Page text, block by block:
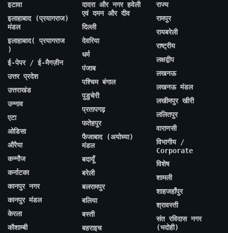
इटावा
इलाहाबाद (प्रयागराज)
मंडल
इलाहाबाद( प्रयागराज
)
ई-पेपर / ई-मैगज़ीन
उत्तर प्रदेश
उत्तराखंड
उन्नाव
एटा
ओडिसा
औरैया
कन्नौज
कर्नाटका
कानपुर नगर
कानपुर मंडल
केरला
कौशाम्बी
दादरा और नगर हवेली
एवं दमन और दीव
दिल्ली
देवरिया
धर्म
पंजाब
पश्चिम बंगाल
पुडुचेरी
प्रतापगढ़
फतेहपुर
फैजाबाद (अयोध्या)
मंडल
बदायूँ
बरेली
बलरामपुर
बलिया
बस्ती
बहराइच
राज्य
रामपुर
रायबरेली
राष्ट्रीय
लक्षद्वीप
लखनऊ
लखनऊ मंडल
लखीमपुर खीरी
ललितपुर
वाराणसी
विभागीय /
Corporate
विशेष
शामली
शाहजहाँपुर
श्रावस्ती
संत रविदास नगर
(भदोही)